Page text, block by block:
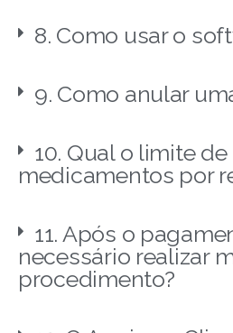
8. Como usar o
9. Como anular
10. Qual o limite de
medicamentos por
11. Após o
necessário realizar
procedimento?